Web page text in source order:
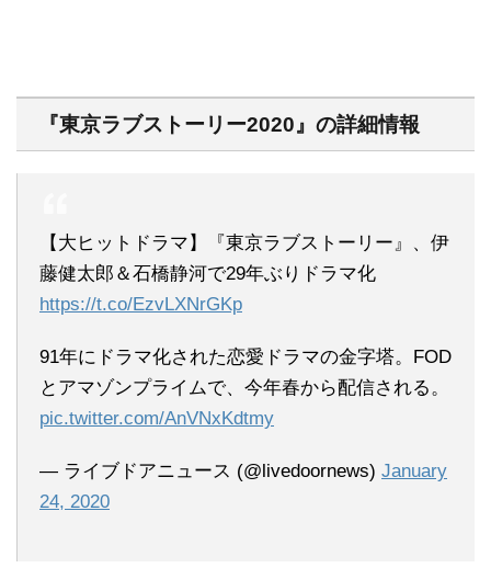
『東京ラブストーリー2020』の詳細情報
【大ヒットドラマ】『東京ラブストーリー』、伊
藤健太郎＆石橋静河で29年ぶりドラマ化
https://t.co/EzvLXNrGKp
91年にドラマ化された恋愛ドラマの金字塔。FOD
とアマゾンプライムで、今年春から配信される。
pic.twitter.com/AnVNxKdtmy
— ライブドアニュース (@livedoornews) January
24, 2020